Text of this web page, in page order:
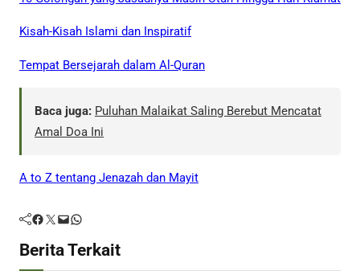
Kisah-Kisah Islami dan Inspiratif
Tempat Bersejarah dalam Al-Quran
Baca juga: Puluhan Malaikat Saling Berebut Mencatat
Amal Doa Ini
A to Z tentang Jenazah dan Mayit
Facebook Twitter Mail WhatsApp
Berita Terkait